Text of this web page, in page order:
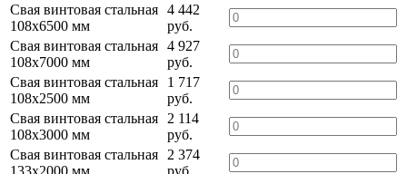
Свая винтовая стальная
108х6500 мм
4 442
руб.
Свая винтовая стальная
108х7000 мм
4 927
руб.
Свая винтовая стальная
108х2500 мм
1 717
руб.
Свая винтовая стальная
108х3000 мм
2 114
руб.
Свая винтовая стальная
133х2000 мм
2 374
руб.